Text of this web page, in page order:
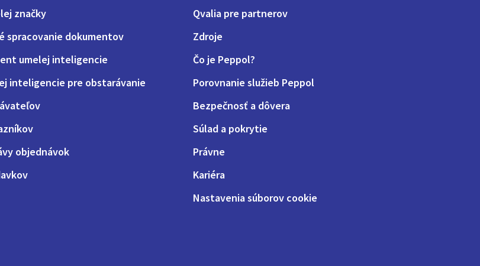
značky
spracovanie dokumentov
umelej inteligencie
inteligencie pre obstarávanie
objednávok
Qvalia pre partnerov
Zdroje
Čo je Peppol?
Porovnanie služieb Peppol
Bezpečnosť a dôvera
Súlad a pokrytie
Právne
Kariéra
Nastavenia súborov cookie